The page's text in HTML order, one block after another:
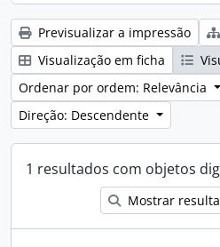
Previsualizar a impressão
Visualização em ficha
Ordenar por ordem: Relevância
Direção: Descendente
1 resultados com objetos
Mostrar